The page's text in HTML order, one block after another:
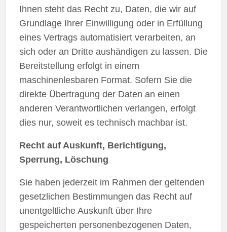
Ihnen steht das Recht zu, Daten, die wir auf
Grundlage Ihrer Einwilligung oder in Erfüllung
eines Vertrags automatisiert verarbeiten, an
sich oder an Dritte aushändigen zu lassen. Die
Bereitstellung erfolgt in einem
maschinenlesbaren Format. Sofern Sie die
direkte Übertragung der Daten an einen
anderen Verantwortlichen verlangen, erfolgt
dies nur, soweit es technisch machbar ist.
Recht auf Auskunft, Berichtigung,
Sperrung, Löschung
Sie haben jederzeit im Rahmen der geltenden
gesetzlichen Bestimmungen das Recht auf
unentgeltliche Auskunft über Ihre
gespeicherten personenbezogenen Daten,